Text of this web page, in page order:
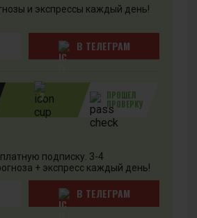
и экспрессы каждый день!
В ТЕЛЕГРАМ
3
ПРОШЕЛ
ПРОВЕРКУ
подписку. 3-4
+ экспресс каждый день!
В ТЕЛЕГРАМ